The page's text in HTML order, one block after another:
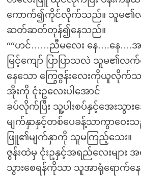
ကောက်၍ကိုင်လိုက်သည်။ သူမ၏
ဆတ်ဆတ်တုန်၍နေသည်။
““ဟင်……ညီမလေး နေ….နေ
မြင့်ကျော် ပြာပြာသလဲ သူမ
နေသော ကြွေဇွန်းလေးကိုယူလိုက်သည်
အိုးကို ငုံးဥလေးပါအောင်
ခပ်လိုက်ပြီး သူ့ပါးစပ်နှင့်အေးသွ
မျက်နှာနှင့်တစ်ပေခန့်သာကွာဝေး
ဖြူ၏မျက်နှာကို သူမကြည့်သေး။
ဇွန်းထဲမှ ငုံးဥနှင့်အရည်လေးများ
သွားစေရန်ကိုသာ သူအာရုံရောက်